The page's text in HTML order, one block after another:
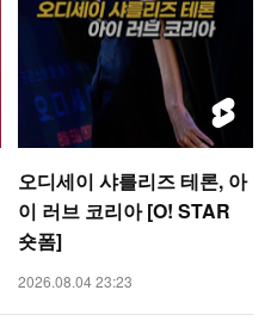
오디세이 샤를리즈 테론, 아
이 러브 코리아 [O! STAR
숏폼]
2026.08.04 23:23